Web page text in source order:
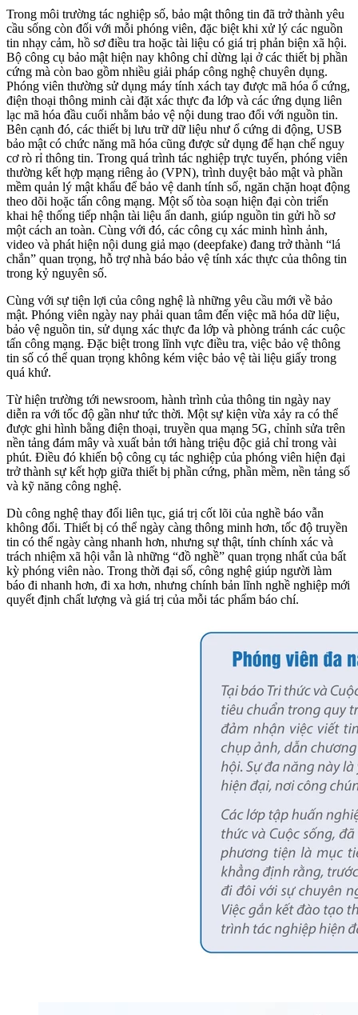
Trong môi trường tác nghiệp số, bảo mật thông tin đã trở thành yêu
cầu sống còn đối với mỗi phóng viên, đặc biệt khi xử lý các nguồn
tin nhạy cảm, hồ sơ điều tra hoặc tài liệu có giá trị phản biện xã hội.
Bộ công cụ bảo mật hiện nay không chỉ dừng lại ở các thiết bị phần
cứng mà còn bao gồm nhiều giải pháp công nghệ chuyên dụng.
Phóng viên thường sử dụng máy tính xách tay được mã hóa ổ cứng,
điện thoại thông minh cài đặt xác thực đa lớp và các ứng dụng liên
lạc mã hóa đầu cuối nhằm bảo vệ nội dung trao đổi với nguồn tin.
Bên cạnh đó, các thiết bị lưu trữ dữ liệu như ổ cứng di động, USB
bảo mật có chức năng mã hóa cũng được sử dụng để hạn chế nguy
cơ rò rỉ thông tin. Trong quá trình tác nghiệp trực tuyến, phóng viên
thường kết hợp mạng riêng ảo (VPN), trình duyệt bảo mật và phần
mềm quản lý mật khẩu để bảo vệ danh tính số, ngăn chặn hoạt động
theo dõi hoặc tấn công mạng. Một số tòa soạn hiện đại còn triển
khai hệ thống tiếp nhận tài liệu ẩn danh, giúp nguồn tin gửi hồ sơ
một cách an toàn. Cùng với đó, các công cụ xác minh hình ảnh,
video và phát hiện nội dung giả mạo (deepfake) đang trở thành “lá
chắn” quan trọng, hỗ trợ nhà báo bảo vệ tính xác thực của thông tin
trong kỷ nguyên số.
Cùng với sự tiện lợi của công nghệ là những yêu cầu mới về bảo
mật. Phóng viên ngày nay phải quan tâm đến việc mã hóa dữ liệu,
bảo vệ nguồn tin, sử dụng xác thực đa lớp và phòng tránh các cuộc
tấn công mạng. Đặc biệt trong lĩnh vực điều tra, việc bảo vệ thông
tin số có thể quan trọng không kém việc bảo vệ tài liệu giấy trong
quá khứ.
Từ hiện trường tới newsroom, hành trình của thông tin ngày nay
diễn ra với tốc độ gần như tức thời. Một sự kiện vừa xảy ra có thể
được ghi hình bằng điện thoại, truyền qua mạng 5G, chỉnh sửa trên
nền tảng đám mây và xuất bản tới hàng triệu độc giả chỉ trong vài
phút. Điều đó khiến bộ công cụ tác nghiệp của phóng viên hiện đại
trở thành sự kết hợp giữa thiết bị phần cứng, phần mềm, nền tảng số
và kỹ năng công nghệ.
Dù công nghệ thay đổi liên tục, giá trị cốt lõi của nghề báo vẫn
không đổi. Thiết bị có thể ngày càng thông minh hơn, tốc độ truyền
tin có thể ngày càng nhanh hơn, nhưng sự thật, tính chính xác và
trách nhiệm xã hội vẫn là những “đồ nghề” quan trọng nhất của bất
kỳ phóng viên nào. Trong thời đại số, công nghệ giúp người làm
báo đi nhanh hơn, đi xa hơn, nhưng chính bản lĩnh nghề nghiệp mới
quyết định chất lượng và giá trị của mỗi tác phẩm báo chí.